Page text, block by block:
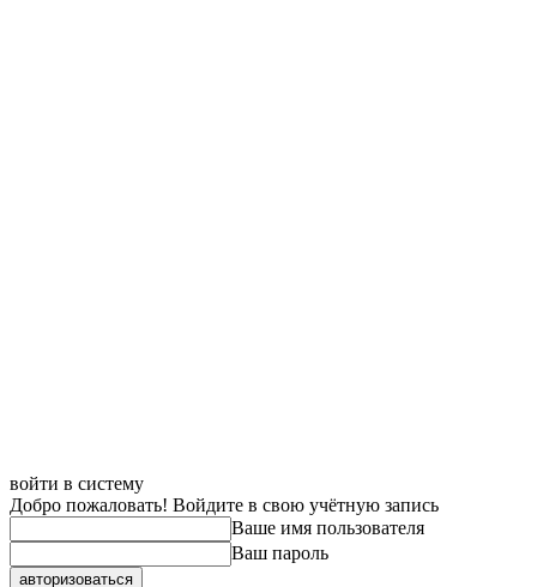
войти в систему
Добро пожаловать! Войдите в свою учётную запись
Ваше имя пользователя
Ваш пароль